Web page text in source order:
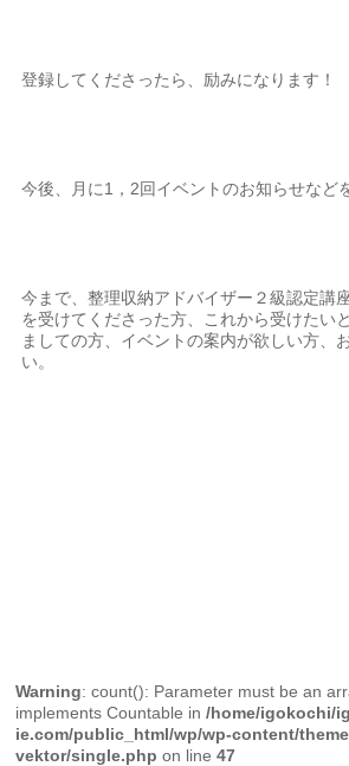
登録してくださったら、励みになります！
今後、月に1，2回イベントのお知らせなど
今まで、整理収納アドバイザー２級認定講
を受けてくださった方、これから受けたい
ましての方、イベントの案内が欲しい方、
い。
Warning: count(): Parameter must be an
implements Countable in/home/igokochi/
ie.com/public_html/wp/wp-content/
vektor/single.php on line47